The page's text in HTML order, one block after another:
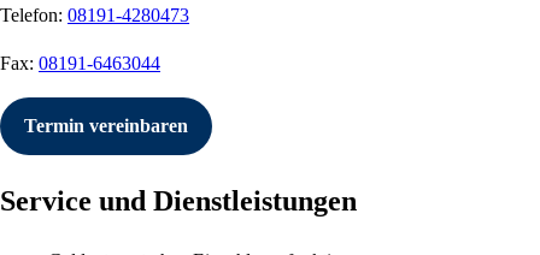
Telefon: 08191-4280473
Fax: 08191-6463044
Termin vereinbaren
Service und Dienstleistungen